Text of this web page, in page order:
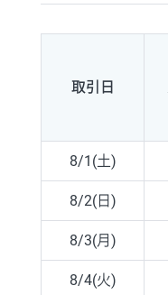
取引日
8/1(土)
8/2(日)
8/3(月)
8/4(火)